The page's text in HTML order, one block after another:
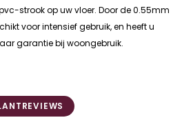
strook op uw vloer. Door de 0.55mm
voor intensief gebruik, en heeft u
garantie bij woongebruik.